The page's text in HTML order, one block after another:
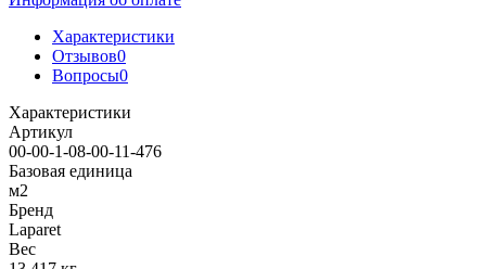
Характеристики
Отзывов0
Вопросы0
Характеристики
Артикул
00-00-1-08-00-11-476
Базовая единица
м2
Бренд
Laparet
Вес